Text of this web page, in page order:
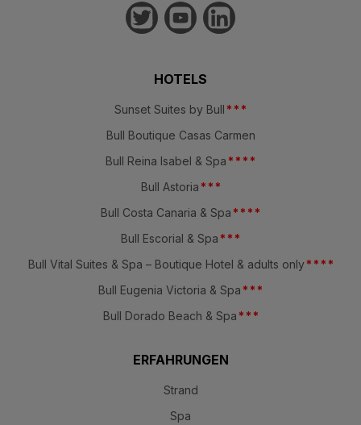
HOTELS
Sunset Suites by Bull * * *
Bull Boutique Casas Carmen
Bull Reina Isabel & Spa * * * *
Bull Astoria * * *
Bull Costa Canaria & Spa * * * *
Bull Escorial & Spa * * *
Bull Vital Suites & Spa – Boutique Hotel & adults only * * * *
Bull Eugenia Victoria & Spa * * *
Bull Dorado Beach & Spa * * *
ERFAHRUNGEN
Strand
Spa